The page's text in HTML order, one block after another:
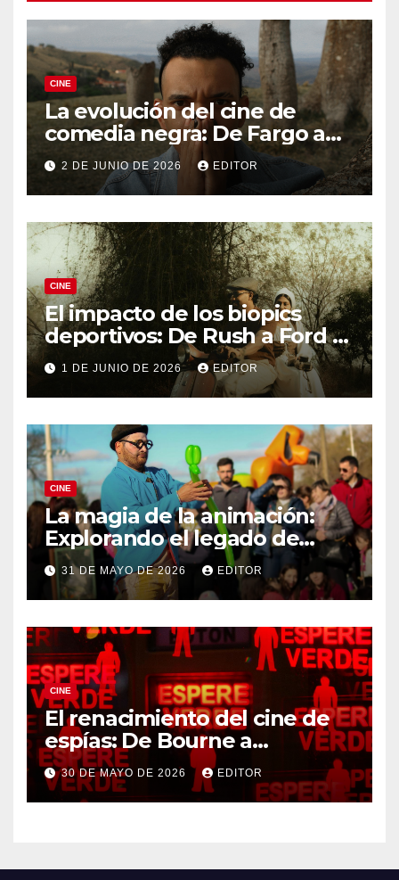
CINE
La evolución del cine de
comedia negra: De Fargo a
Knives Out
2 DE JUNIO DE 2026 EDITOR
CINE
El impacto de los biopics
deportivos: De Rush a Ford v
Ferrari
1 DE JUNIO DE 2026 EDITOR
CINE
La magia de la animación:
Explorando el legado de
DreamWorks
31 DE MAYO DE 2026 EDITOR
CINE
El renacimiento del cine de
espías: De Bourne a
Treadstone
30 DE MAYO DE 2026 EDITOR